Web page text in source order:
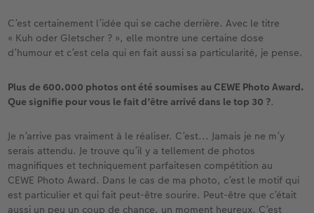
C’est certainement l’idée qui se cache derrière. Avec le titre
« Kuh oder Gletscher ? », elle montre une certaine dose
d’humour et c’est cela qui en fait aussi sa particularité, je pense.
Plus de 600.000 photos ont été soumises au CEWE Photo Award.
Que signifie pour vous le fait d’être arrivé dans le top 30 ?.
Je n’arrive pas vraiment à le réaliser. C’est... Jamais je ne m’y
serais attendu. Je trouve qu’il y a tellement de photos
magnifiques et techniquement parfaitesen compétition au
CEWE Photo Award. Dans le cas de ma photo, c’est le motif qui
est particulier et qui fait peut-être sourire. Peut-être que c’était
aussi un peu un coup de chance, un moment heureux. C’est